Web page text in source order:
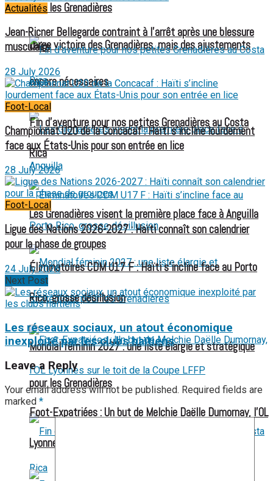
Large victoire des Grenadières, mais des ajustements
encore nécessaires
Les Grenadières visent la première place face à Anguilla
Mondial féminin 2027 : une liste élargie et stratégique
pour les Grenadières
pour les Grenadières
Fin d’aventure pour nos petites Grenadières au Costa
Rica
Éliminatoires CDM U17 F : Haïti s’incline face au Porto
Rico, grosse désillusion
Foot-Expatriées : Un but de Melchie Daëlle Dumornay, l’OL
Lyonnes sur le toit de la Coupe LFFP
Actualités
Jean-Ricner Bellegarde contraint à l’arrêt après une blessure
musculaire
28 July 2026
Foot-Local
Championnat U20 de la Concacaf : Haïti s’incline lourdement
face aux États-Unis pour son entrée en lice
28 July 2026
Foot-Local
Ligue des Nations 2026-2027 : Haïti connaît son calendrier
pour la phase de groupes
24 July 2026
Next Post
Les réseaux sociaux, un atout économique
inexploité par les clubs haïtiens
Leave a Reply
Your email address will not be published. Required fields are
marked *